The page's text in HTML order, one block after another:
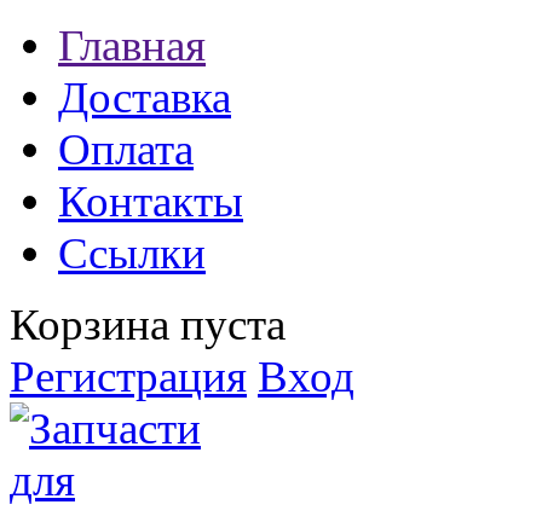
Главная
Доставка
Оплата
Контакты
Ссылки
Корзина пуста
Регистрация Вход